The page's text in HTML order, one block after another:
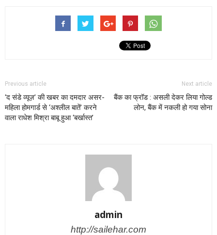
Previous article
‘द संडे व्यूज़’ की खबर का दमदार असर-
महिला होमगार्ड से ‘अश्लील बातें’ करने
वाला राधेश मिश्रा बाबू हुआ ‘बर्खास्त’
Next article
बैंक का फ्रॉड : असली देकर लिया गोल्‍ड
लोन, बैंक में नकली हो गया सोना
admin
http://sailehar.com